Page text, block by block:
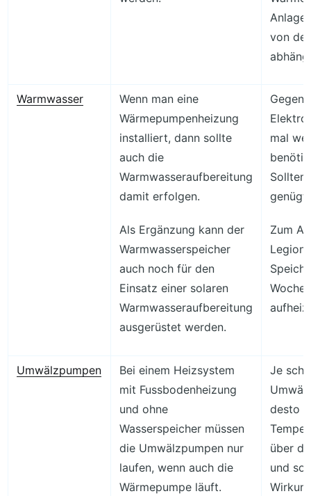
von
Warmwasser
Wenn man eine
Wärmepumpenheizung
installiert, dann sollte
auch die
Warmwasseraufbereitung
damit erfolgen.
Als Ergänzung kann der
Warmwasserspeicher
auch noch für den
Einsatz einer solaren
Warmwasseraufbereitung
ausgerüstet werden.
mal
genügt.
Zum
Woche
Umwälzpumpen
Bei einem Heizsystem
mit Fussbodenheizung
und ohne
Wasserspeicher müssen
die Umwälzpumpen nur
laufen, wenn auch die
Wärmepumpe läuft.
Je
desto
über
und